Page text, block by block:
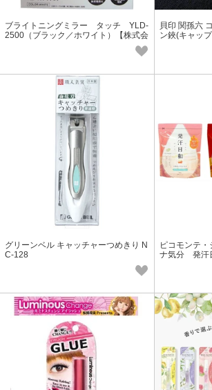
ブライトニングミラー タッチ YLD-
2500（ブラック／ホワイト）【株式会
貝印 関孫六
ン鋏(キャッ
グリーンベル キャッチャーつめきり N
C-128
ピコモンテ
ナ気分 発汗